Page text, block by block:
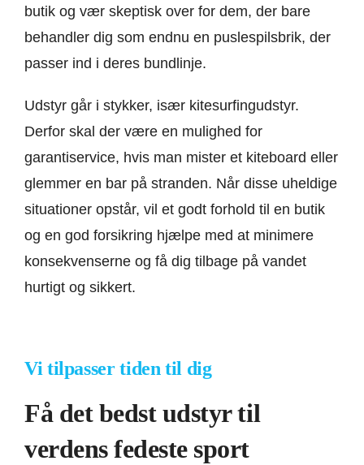
butik og vær skeptisk over for dem, der bare
behandler dig som endnu en puslespilsbrik, der
passer ind i deres bundlinje.
Udstyr går i stykker, især kitesurfingudstyr.
Derfor skal der være en mulighed for
garantiservice, hvis man mister et kiteboard eller
glemmer en bar på stranden. Når disse uheldige
situationer opstår, vil et godt forhold til en butik
og en god forsikring hjælpe med at minimere
konsekvenserne og få dig tilbage på vandet
hurtigt og sikkert.
Vi tilpasser tiden til dig
Få det bedst udstyr til
verdens fedeste sport